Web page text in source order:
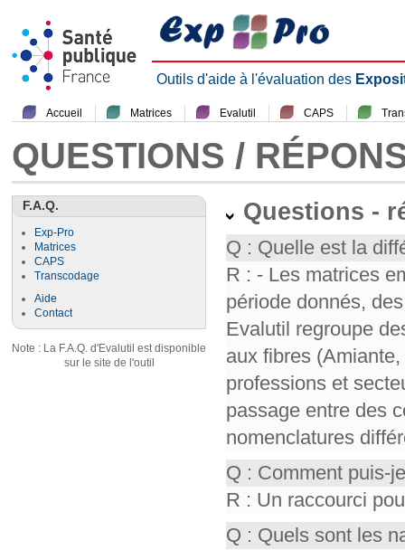
Outils d'aide à l'évaluation des
Accueil Matrices Evalutil CAPS
QUESTIONS /
F.A.Q.
Exp-Pro
Matrices
CAPS
Transcodage
Aide
Contact
Note : La F.A.Q. d'Evalutil est disponible
sur le site de l'outil
Questions -
Q : Quelle est la
R : - Les matrices
période donnés,
Evalutil regroupe
aux fibres
professions et
passage entre des
nomenclatures
Q : Comment puis-
R : Un raccourci
Q : Quels sont les